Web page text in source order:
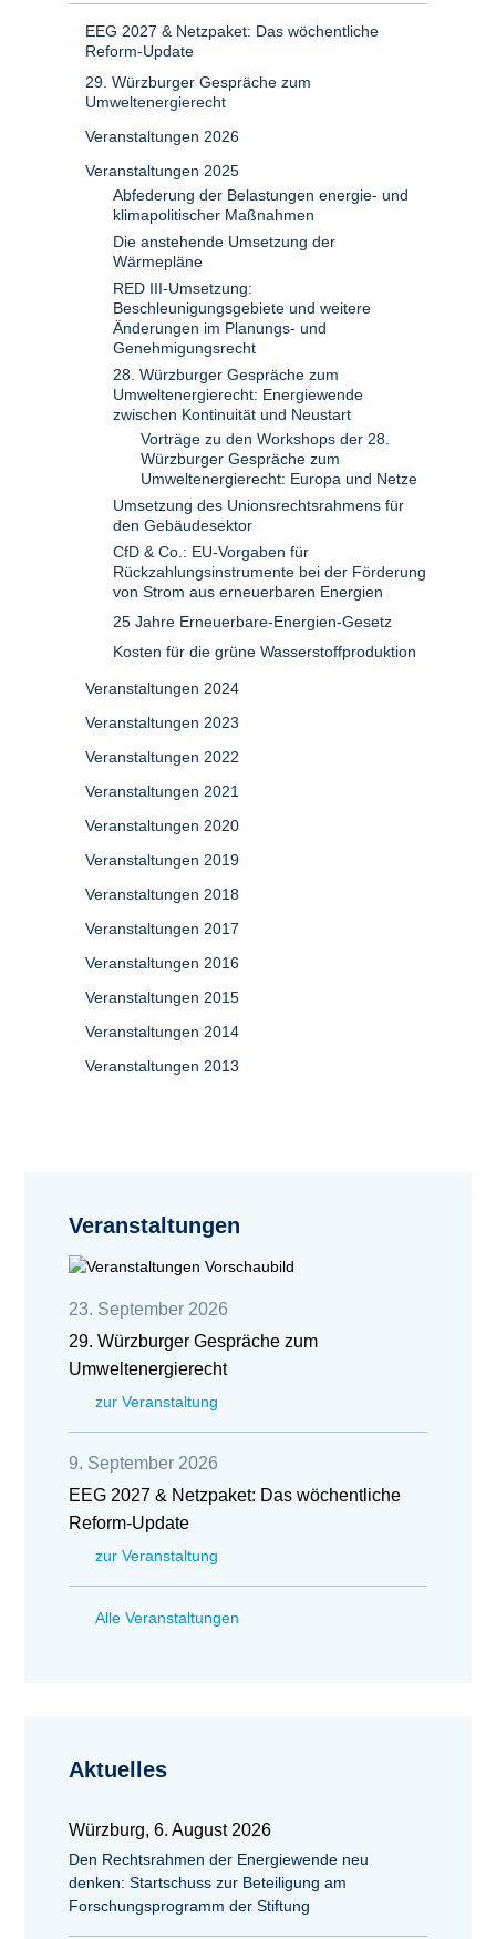
EEG 2027 & Netzpaket: Das wöchentliche
Reform-Update
29. Würzburger Gespräche zum
Umweltenergierecht
Veranstaltungen 2026
Veranstaltungen 2025
Abfederung der Belastungen energie- und
klimapolitischer Maßnahmen
Die anstehende Umsetzung der
Wärmepläne
RED III-Umsetzung:
Beschleunigungsgebiete und weitere
Änderungen im Planungs- und
Genehmigungsrecht
28. Würzburger Gespräche zum
Umweltenergierecht: Energiewende
zwischen Kontinuität und Neustart
Vorträge zu den Workshops der 28.
Würzburger Gespräche zum
Umweltenergierecht: Europa und Netze
Umsetzung des Unionsrechtsrahmens für
den Gebäudesektor
CfD & Co.: EU-Vorgaben für
Rückzahlungsinstrumente bei der Förderung
von Strom aus erneuerbaren Energien
25 Jahre Erneuerbare-Energien-Gesetz
Kosten für die grüne Wasserstoffproduktion
Veranstaltungen 2024
Veranstaltungen 2023
Veranstaltungen 2022
Veranstaltungen 2021
Veranstaltungen 2020
Veranstaltungen 2019
Veranstaltungen 2018
Veranstaltungen 2017
Veranstaltungen 2016
Veranstaltungen 2015
Veranstaltungen 2014
Veranstaltungen 2013
Veranstaltungen
23. September 2026
29. Würzburger Gespräche zum
Umweltenergierecht
zur Veranstaltung
9. September 2026
EEG 2027 & Netzpaket: Das wöchentliche
Reform-Update
zur Veranstaltung
Alle Veranstaltungen
Aktuelles
Würzburg, 6. August 2026
Den Rechtsrahmen der Energiewende neu
denken: Startschuss zur Beteiligung am
Forschungsprogramm der Stiftung